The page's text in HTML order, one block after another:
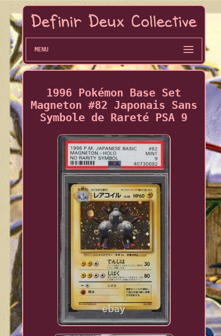
MENU
1996 Pokémon Base Set
Magneton #82 Japonais Sans
Symbole de Rareté PSA 9